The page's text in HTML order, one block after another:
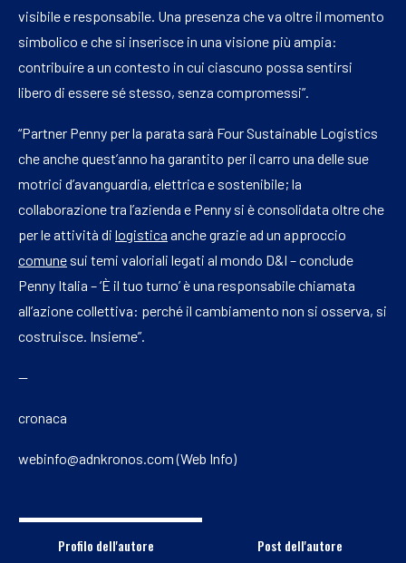
visibile e responsabile. Una presenza che va oltre il momento
simbolico e che si inserisce in una visione più ampia:
contribuire a un contesto in cui ciascuno possa sentirsi
libero di essere sé stesso, senza compromessi”.
“Partner Penny per la parata sarà Four Sustainable Logistics
che anche quest’anno ha garantito per il carro una delle sue
motrici d’avanguardia, elettrica e sostenibile; la
collaborazione tra l’azienda e Penny si è consolidata oltre che
per le attività di logistica anche grazie ad un approccio
comune sui temi valoriali legati al mondo D&I – conclude
Penny Italia – ‘È il tuo turno’ è una responsabile chiamata
all’azione collettiva: perché il cambiamento non si osserva, si
costruisce. Insieme”.
—
cronaca
webinfo@adnkronos.com (Web Info)
Profilo dell'autore Post dell'autore